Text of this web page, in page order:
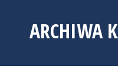
ARCHIWA